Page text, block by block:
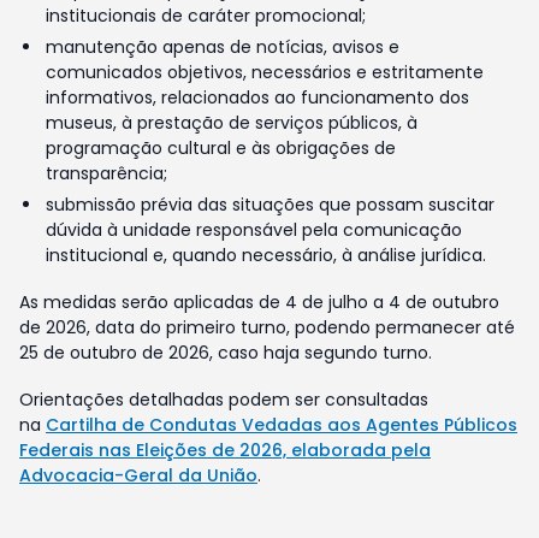
institucionais de caráter promocional;
manutenção apenas de notícias, avisos e
comunicados objetivos, necessários e estritamente
informativos, relacionados ao funcionamento dos
museus, à prestação de serviços públicos, à
programação cultural e às obrigações de
transparência;
submissão prévia das situações que possam suscitar
dúvida à unidade responsável pela comunicação
institucional e, quando necessário, à análise jurídica.
As medidas serão aplicadas de 4 de julho a 4 de outubro
de 2026, data do primeiro turno, podendo permanecer até
25 de outubro de 2026, caso haja segundo turno.
Orientações detalhadas podem ser consultadas
na Cartilha de Condutas Vedadas aos Agentes Públicos
Federais nas Eleições de 2026, elaborada pela
Advocacia-Geral da União.